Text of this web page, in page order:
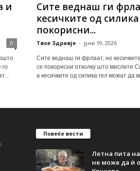
и
0
го
Сите веднаш ги
кесичките од силика
покорисни...
Твое Здравје - јуни 19, 2026
Сите веднаш ги фрлаат, но
се покорисни отколку што мислите
а кесичките од силика гел можат да
Повеќе вести
Летна пита на
не може да ѝ